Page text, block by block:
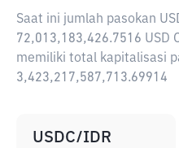
Saat ini jumlah pasokan
72,013,183,426.7516 USD
memiliki total kapitalisasi
3,423,217,587,713.69914
USDC/IDR